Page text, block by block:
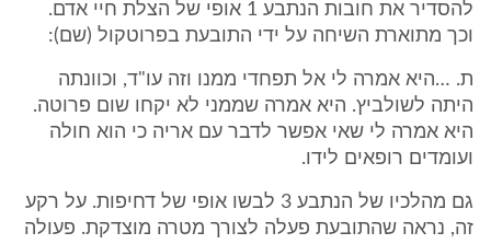
להסדיר את חובות הנתבע 1 אופי של הצלת חיי אדם.
וכך מתוארת השיחה על ידי התובעת בפרוטקול (שם):
ת. …היא אמרה לי אל תפחדי ממנו וזה עו"ד, וכוונתה
היתה לשולביץ. היא אמרה שממני לא יקחו שום פרוטה.
היא אמרה לי שאי אפשר לדבר עם אריה כי הוא חולה
ועומדים רופאים לידו.
גם מהלכיו של הנתבע 3 לבשו אופי של דחיפות. על רקע
זה, נראה שהתובעת פעלה לצורך מטרה מוצדקת. פעולה